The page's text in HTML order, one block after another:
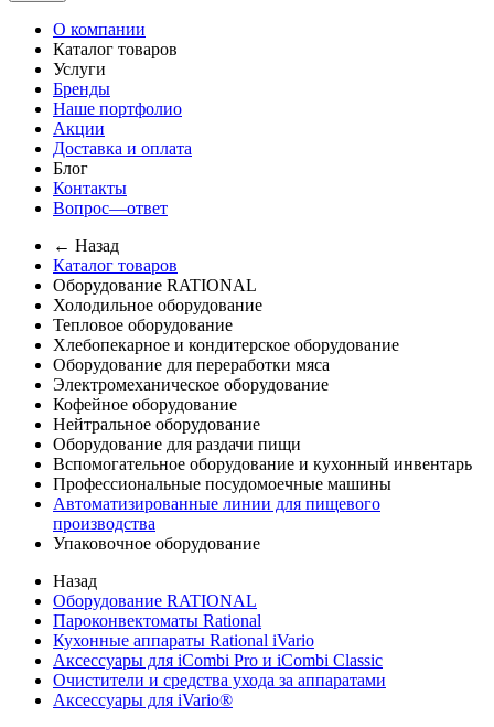
О компании
Каталог товаров
Услуги
Бренды
Наше портфолио
Акции
Доставка и оплата
Блог
Контакты
Вопрос—ответ
← Назад
Каталог товаров
Оборудование RATIONAL
Холодильное оборудование
Тепловое оборудование
Хлебопекарное и кондитерское оборудование
Оборудование для переработки мяса
Электромеханическое оборудование
Кофейное оборудование
Нейтральное оборудование
Оборудование для раздачи пищи
Вспомогательное оборудование и кухонный инвентарь
Профессиональные посудомоечные машины
Автоматизированные линии для пищевого
производства
Упаковочное оборудование
Назад
Оборудование RATIONAL
Пароконвектоматы Rational
Кухонные аппараты Rational iVario
Аксессуары для iCombi Pro и iCombi Classic
Очистители и средства ухода за аппаратами
Аксессуары для iVario®